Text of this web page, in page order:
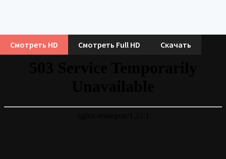
Смотреть HD Смотреть Full HD Скачать